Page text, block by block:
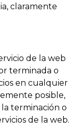
claramente
de la web
terminada o
en cualquier
posible,
terminación o
de la web.